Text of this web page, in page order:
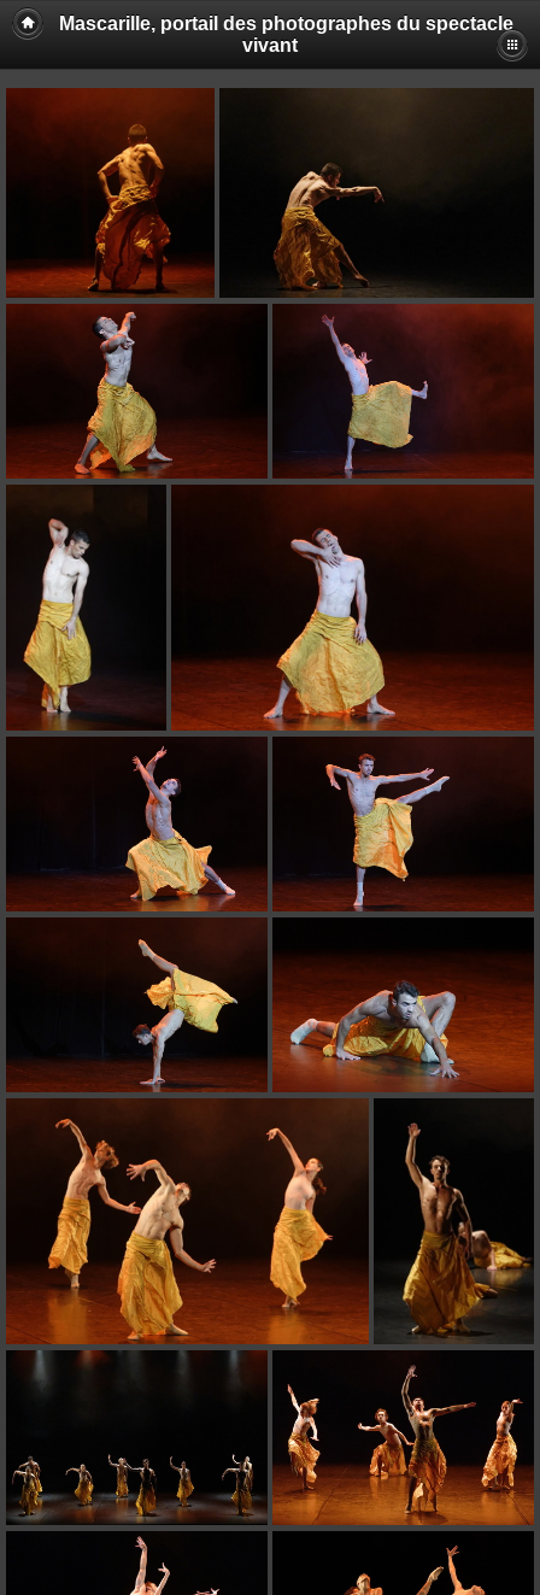
Mascarille, portail des photographes du spectacle
vivant